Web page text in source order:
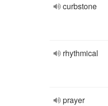
curbstone
rhythmical
prayer